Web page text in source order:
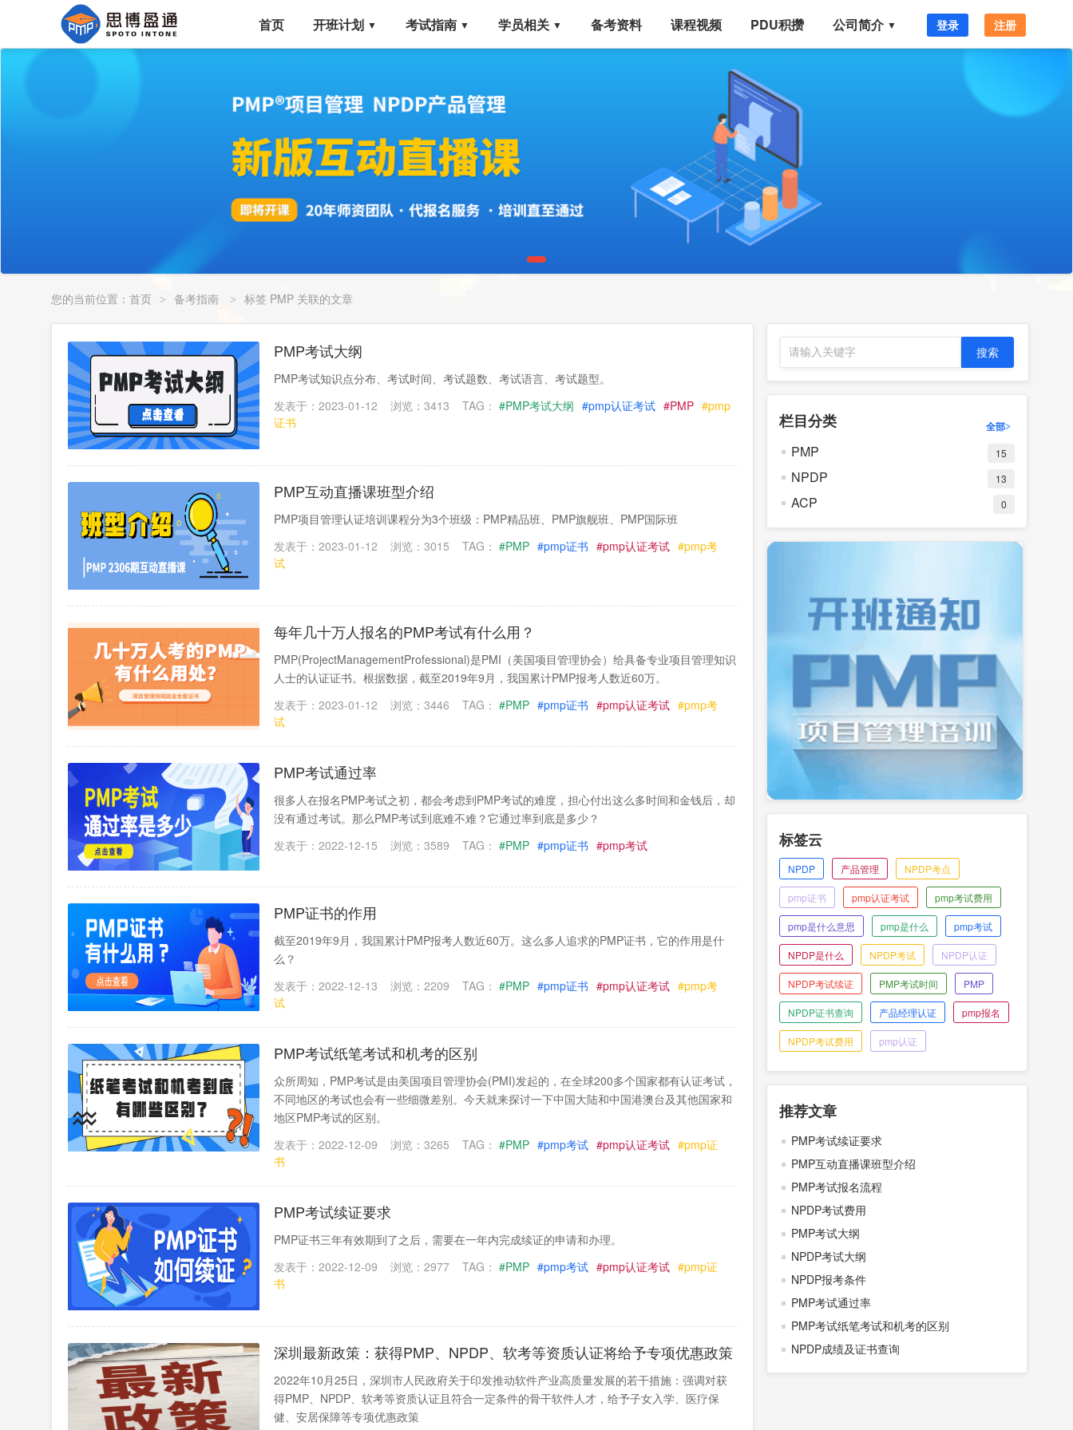
首页 开班计划 ▼ 考试指南 ▼ 学员相关 ▼ 备考资料 课程视频 PDU积攒 公司简介 ▼ 登录 注册
您的当前位置： 首页 > 备考指南 > 标签 PMP 关联的文章
PMP考试大纲
PMP考试知识点分布、考试时间、考试题数、考试语言、考试题型。
发表于：2023-01-12
浏览：3413 TAG： #PMP考试大纲 #pmp认证考试 #PMP #pmp
证书
PMP互动直播课班型介绍
PMP项目管理认证培训课程分为3个班级：PMP精品班、PMP旗舰班、PMP国际班
发表于：2023-01-12
浏览：3015 TAG： #PMP #pmp证书 #pmp认证考试 #pmp考
试
每年几十万人报名的PMP考试有什么用？
PMP(ProjectManagementProfessional)是PMI（美国项目管理协会）给具备专业项目管理知识
人士的认证证书。根据数据，截至2019年9月，我国累计PMP报考人数近60万。
发表于：2023-01-12
浏览：3446 TAG： #PMP #pmp证书 #pmp认证考试 #pmp考
试
PMP考试通过率
很多人在报名PMP考试之初，都会考虑到PMP考试的难度，担心付出这么多时间和金钱后，却
没有通过考试。那么PMP考试到底难不难？它通过率到底是多少？
发表于：2022-12-15
浏览：3589 TAG： #PMP #pmp证书 #pmp考试
PMP证书的作用
截至2019年9月，我国累计PMP报考人数近60万。这么多人追求的PMP证书，它的作用是什
么？
发表于：2022-12-13
浏览：2209 TAG： #PMP #pmp证书 #pmp认证考试 #pmp考
试
PMP考试纸笔考试和机考的区别
众所周知，PMP考试是由美国项目管理协会(PMI)发起的，在全球200多个国家都有认证考试，
不同地区的考试也会有一些细微差别。今天就来探讨一下中国大陆和中国港澳台及其他国家和
地区PMP考试的区别。
发表于：2022-12-09
浏览：3265 TAG： #PMP #pmp考试 #pmp认证考试 #pmp证
书
PMP考试续证要求
PMP证书三年有效期到了之后，需要在一年内完成续证的申请和办理。
发表于：2022-12-09
浏览：2977 TAG： #PMP #pmp考试 #pmp认证考试 #pmp证
书
深圳最新政策：获得PMP、NPDP、软考等资质认证将给予专项优惠政策
2022年10月25日，深圳市人民政府关于印发推动软件产业高质量发展的若干措施：强调对获
得PMP、NPDP、软考等资质认证且符合一定条件的骨干软件人才，给予子女入学、医疗保
健、安居保障等专项优惠政策
栏目分类 全部>
PMP 15
NPDP 13
ACP 0
标签云
NPDP 产品管理 NPDP考点
pmp证书 pmp认证考试 pmp考试费用
pmp是什么意思 pmp是什么 pmp考试
NPDP是什么 NPDP考试 NPDP认证
NPDP考试续证 PMP考试时间 PMP
NPDP证书查询 产品经理认证 pmp报名
NPDP考试费用 pmp认证
推荐文章
PMP考试续证要求
PMP互动直播课班型介绍
PMP考试报名流程
NPDP考试费用
PMP考试大纲
NPDP考试大纲
NPDP报考条件
PMP考试通过率
PMP考试纸笔考试和机考的区别
NPDP成绩及证书查询